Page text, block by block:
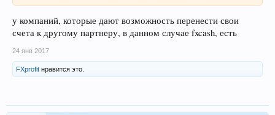
у компаний, которые дают возможность перенести свои
счета к другому партнеру, в данном случае fxcash, есть
24 янв 2017
FXprofit нравится это.